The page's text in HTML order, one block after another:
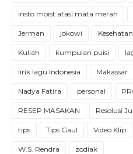
insto moist atasi mata merah
Jerman jokowi Kesehatan
Kuliah kumpulan puisi
lirik lagu Indonesia Makassar
Nadya Fatira personal
RESEP MASAKAN Resolusi
tips Tips Gaul Video Klip
W.S. Rendra zodiak